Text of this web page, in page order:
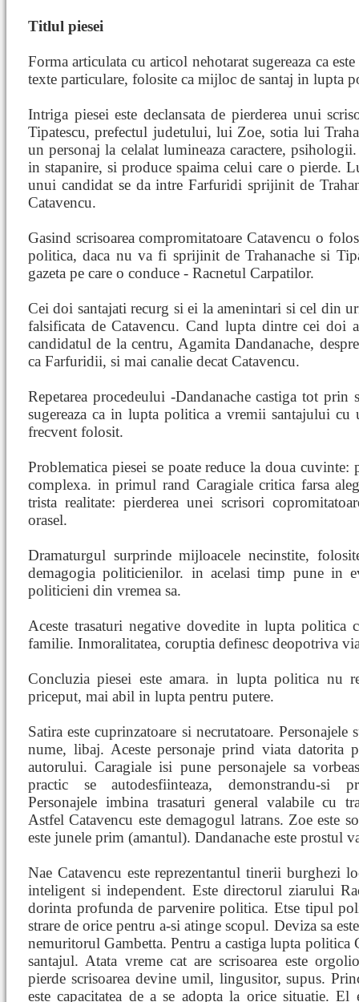
Titlul piesei
Forma articulata cu articol nehotarat sugereaza ca
texte particulare, folosite ca mijloc de santaj in lupta
Intriga piesei este declansata de pierderea unui
Tipatescu, prefectul judetului, lui Zoe, sotia lui
un personaj la celalat lumineaza caractere,
in stapanire, si produce spaima celui care o pierde.
unui candidat se da intre Farfuridi sprijinit de
Catavencu.
Gasind scrisoarea compromitatoare Catavencu o
politica, daca nu va fi sprijinit de Trahanache si
gazeta pe care o conduce - Racnetul Carpatilor.
Cei doi santajati recurg si ei la amenintari si cel din
falsificata de Catavencu. Cand lupta dintre cei doi
candidatul de la centru, Agamita Dandanache,
ca Farfuridii, si mai canalie decat Catavencu.
Repetarea procedeului -Dandanache castiga tot prin
sugereaza ca in lupta politica a vremii santajului
frecvent folosit.
Problematica piesei se poate reduce la doua
complexa. in primul rand Caragiale critica farsa
trista realitate: pierderea unei scrisori
orasel.
Dramaturgul surprinde mijloacele necinstite,
demagogia politicienilor. in acelasi timp pune in
politicieni din vremea sa.
Aceste trasaturi negative dovedite in lupta politica
familie. Inmoralitatea, coruptia definesc deopotriva
Concluzia piesei este amara. in lupta politica nu
priceput, mai abil in lupta pentru putere.
Satira este cuprinzatoare si necrutatoare.
nume, libaj. Aceste personaje prind viata datorita
autorului. Caragiale isi pune personajele sa
practic se autodesfiinteaza, demonstrandu-si
Personajele imbina trasaturi general valabile cu
Astfel Catavencu este demagogul latrans. Zoe este
este junele prim (amantul). Dandanache este prostul
Nae Catavencu este reprezentantul tinerii burghezi
inteligent si independent. Este directorul ziarului
dorinta profunda de parvenire politica. Etse tipul
strare de orice pentru a-si atinge scopul. Deviza sa
nemuritorul Gambetta. Pentru a castiga lupta politica
santajul. Atata vreme cat are scrisoarea este
pierde scrisoarea devine umil, lingusitor, supus.
este capacitatea de a se adopta la orice situatie. El